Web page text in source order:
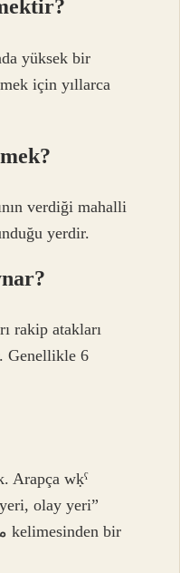
yüksek bir
için yıllarca
verdiği mahalli
yerdir.
rakip atakları
Genellikle 6
Arapça wḳˁ
olay yeri”